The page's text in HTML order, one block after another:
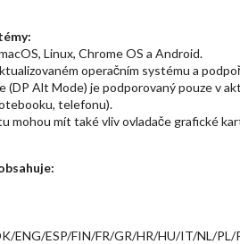
Linux, Chrome OS a Android.
operačním systému a
Alt Mode) je podporovaný pouze v
telefonu).
mohou mít také vliv ovladače grafické
ENG/ESP/FIN/FR/GR/HR/HU/IT/NL/